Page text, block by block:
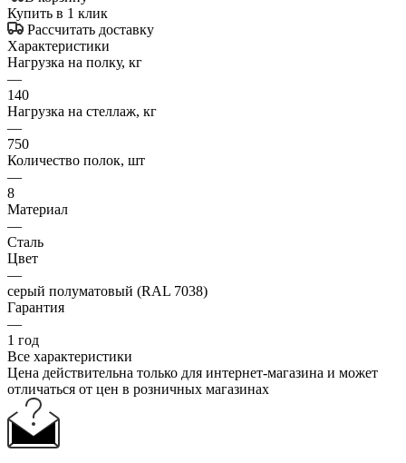
Купить в 1 клик
Рассчитать доставку
Характеристики
Нагрузка на полку, кг
—
140
Нагрузка на стеллаж, кг
—
750
Количество полок, шт
—
8
Материал
—
Сталь
Цвет
—
серый полуматовый (RAL 7038)
Гарантия
—
1 год
Все характеристики
Цена действительна только для интернет-магазина и может
отличаться от цен в розничных магазинах